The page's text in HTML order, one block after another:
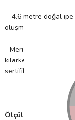
- 4.6 metre doğal ipe
oluşmaktadır.
- Meri Meri, eşsiz
kılarken
sertifikalı kâğıt kullanır!
Ölçüler;